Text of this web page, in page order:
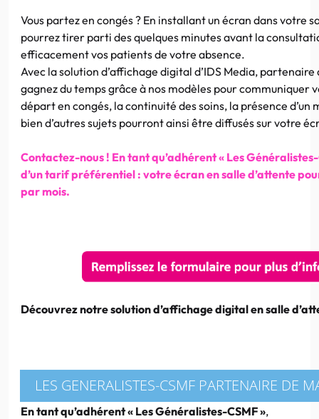
Vous partez en congés ? En installant un écran dans votre
pourrez tirer parti des quelques minutes avant la
efficacement vos patients de votre absence.
Avec la solution d’affichage digital d’IDS Media,
gagnez du temps grâce à nos modèles pour communiquer
départ en congés, la continuité des soins, la présence
bien d’autres sujets pourront ainsi être diffusés sur votre
Contactez-nous ! En tant qu’adhérent « Les
d’un tarif préférentiel : votre écran en salle d’attente
par mois.
Découvrez notre solution d’affichage digital en salle
LES GENERALISTES-CSMF PARTENAIRE DE
En tant qu’adhérent « Les Généralistes-CSMF »,